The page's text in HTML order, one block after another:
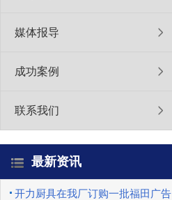
媒体报导
成功案例
联系我们
最新资讯
开力厨具在我厂订购一批福田广告